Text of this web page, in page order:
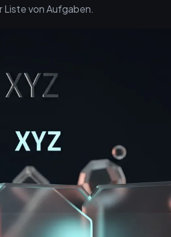
Liste von Aufgaben.